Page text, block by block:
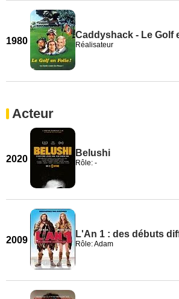
1980
Caddyshack - Le Golf
Réalisateur
Acteur
2020
Belushi
Rôle: -
2009
L'An 1 : des débuts
Rôle: Adam